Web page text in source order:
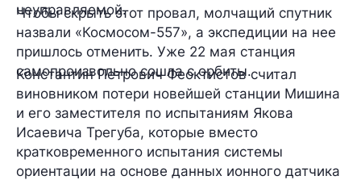
неуправляемой.
Чтобы скрыть этот провал, молчащий спутник
назвали «Космосом-557», а экспедиции на нее
пришлось отменить. Уже 22 мая станция
самопроизвольно сошла с орбиты.
Константин Петрович Феоктистов считал
виновником потери новейшей станции Мишина
и его заместителя по испытаниям Якова
Исаевича Трегуба, которые вместо
кратковременного испытания системы
ориентации на основе данных ионного датчика